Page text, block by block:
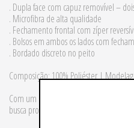
. Dupla face com capuz removível –
. Microfibra de alta qualidade
. Fechamento frontal com zíper
. Bolsos em ambos os lados com
. Bordado discreto no peito
Composição: 100% Poliéster |
Com um design versátil e construção
busca proteção térmica, funcionalidade